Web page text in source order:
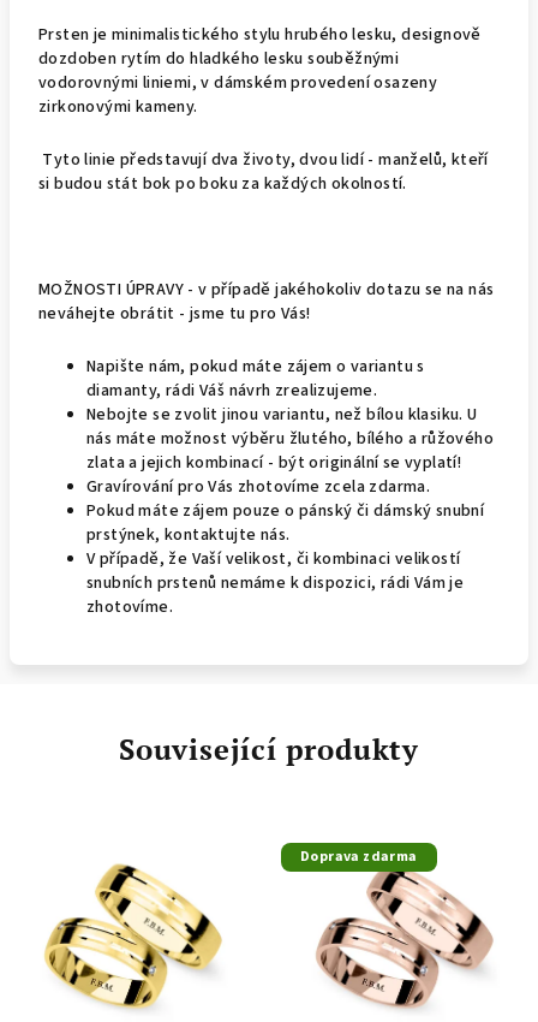
Prsten je minimalistického stylu hrubého lesku, designově
dozdoben rytím do hladkého lesku souběžnými
vodorovnými liniemi, v dámském provedení osazeny
zirkonovými kameny.
Tyto linie představují dva životy, dvou lidí - manželů, kteří
si budou stát bok po boku za každých okolností.
MOŽNOSTI ÚPRAVY - v případě jakéhokoliv dotazu se na nás
neváhejte obrátit - jsme tu pro Vás!
Napište nám, pokud máte zájem o variantu s
diamanty, rádi Váš návrh zrealizujeme.
Nebojte se zvolit jinou variantu, než bílou klasiku. U
nás máte možnost výběru žlutého, bílého a růžového
zlata a jejich kombinací - být originální se vyplatí!
Gravírování pro Vás zhotovíme zcela zdarma.
Pokud máte zájem pouze o pánský či dámský snubní
prstýnek, kontaktujte nás.
V případě, že Vaší velikost, či kombinaci velikostí
snubních prstenů nemáme k dispozici, rádi Vám je
zhotovíme.
Související produkty
Doprava zdarma